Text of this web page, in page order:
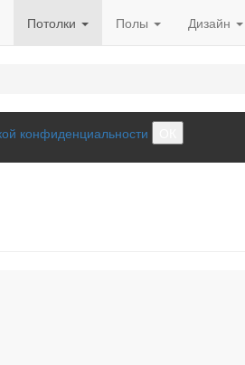
Потолки Полы Дизайн
конфиденциальности